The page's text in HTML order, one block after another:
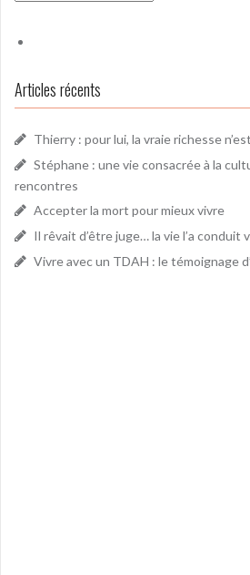
Articles récents
Thierry : pour lui, la vraie richesse
Stéphane : une vie consacrée à la
rencontres
Accepter la mort pour mieux vivre
Il rêvait d’être juge… la vie l’a conduit
Vivre avec un TDAH : le témoignage